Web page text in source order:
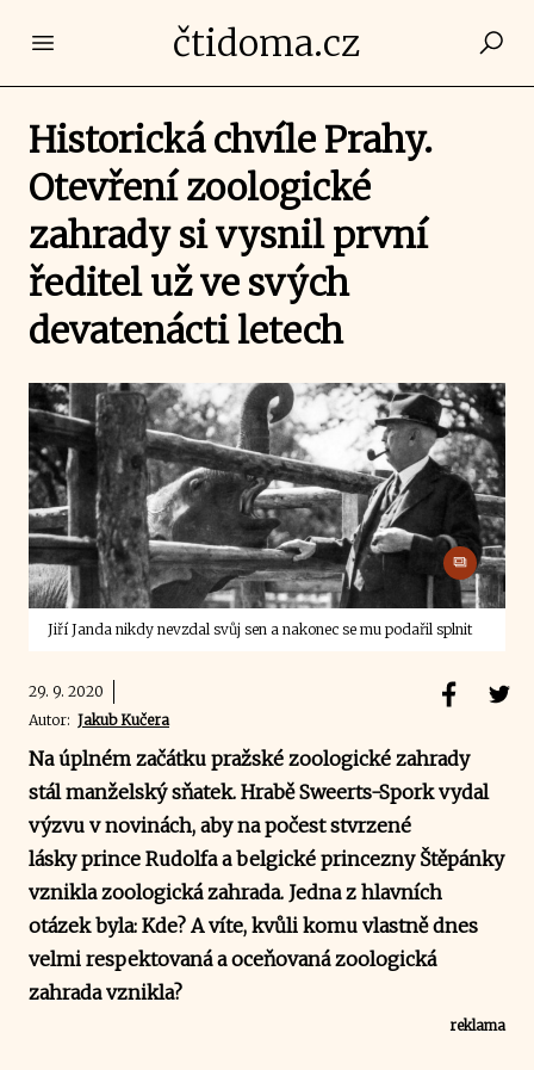
Open main menučtidoma.cz
Historická chvíle Prahy.
Otevření zoologické
zahrady si vysnil první
ředitel už ve svých
devatenácti letech
Jiří Janda nikdy nevzdal svůj sen a nakonec se mu podařil splnit
29. 9. 2020
Autor: Jakub Kučera
Na úplném začátku pražské zoologické zahrady
stál manželský sňatek. Hrabě Sweerts-Spork vydal
výzvu v novinách, aby na počest stvrzené
lásky prince Rudolfa a belgické princezny Štěpánky
vznikla zoologická zahrada. Jedna z hlavních
otázek byla: Kde? A víte, kvůli komu vlastně dnes
velmi respektovaná a oceňovaná zoologická
zahrada vznikla?
reklama